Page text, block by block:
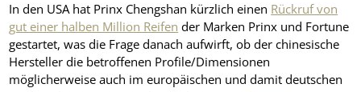
In den USA hat Prinx Chengshan kürzlich einen Rückruf von
gut einer halben Million Reifen der Marken Prinx und Fortune
gestartet, was die Frage danach aufwirft, ob der chinesische
Hersteller die betroffenen Profile/Dimensionen
möglicherweise auch im europäischen und damit deutschen